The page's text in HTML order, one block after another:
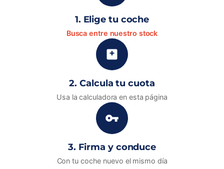
1. Elige tu coche
Busca entre nuestro stock
2. Calcula tu cuota
Usa la calculadora en esta página
3. Firma y conduce
Con tu coche nuevo el mismo día